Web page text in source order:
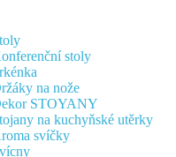
stoly
na nože
STOYANY
na kuchyňské utěrky
svíčky